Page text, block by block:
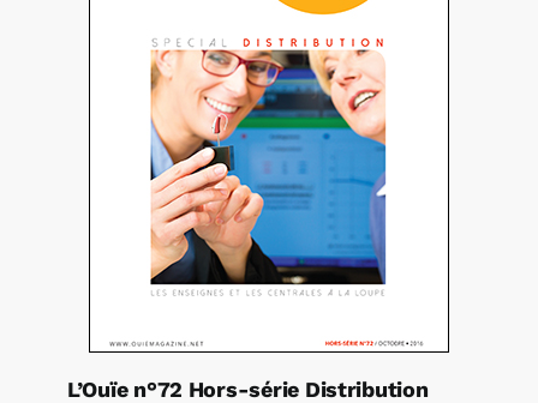
L’Ouïe n°72 Hors-série Distribution